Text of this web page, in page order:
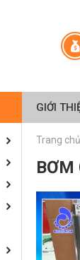
GIỚI
Trang chủ
BƠM